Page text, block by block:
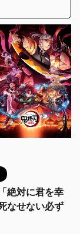
絶対に君を幸
なせない必ず